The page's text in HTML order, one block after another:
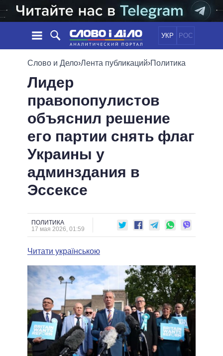
УКР РОС
НОВОСТИ
ЛЕНТА
СОБЫТИЯ
СТАТЬИ
ОБЗОРЫ
ДАЙДЖЕСТЫ
ЭКОНОМИКА
ОБЩЕСТВО
ПОЛИТИКИ
ПРЕЗИДЕНТ И ОФИС
ВЕРХОВНАЯ РАДА
КАБИНЕТ МИНИСТРОВ
ГЛАВЫ ОБЛАДМИНИСТРАЦИЙ
ВСЕ ПЕРСОНЫ
ИНФОГРАФИКА
ВИДЕО
ПОДДЕРЖАТЬ
СРАВНЕНИЕ ПОЛИТИКОВ
Слово и Дело›Лента публикаций›Политика
Лидер
правопопулистов
объяснил решение
его партии снять флаг
Украины у
админздания в
Эссексе
ПОЛИТИКА
17 мая 2026, 01:59
Читати українською